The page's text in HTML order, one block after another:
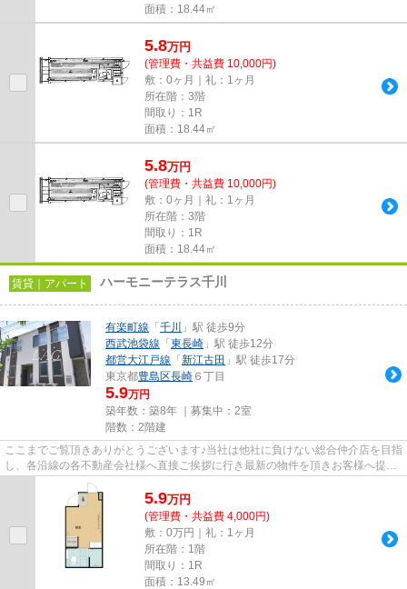
面積：18.44㎡
5.8万円
(管理費・共益費 10,000円)
敷：0ヶ月｜礼：1ヶ月
所在階：3階
間取り：1R
面積：18.44㎡
5.8万円
(管理費・共益費 10,000円)
敷：0ヶ月｜礼：1ヶ月
所在階：3階
間取り：1R
面積：18.44㎡
賃貸｜アパート ハーモニーテラス千川
有楽町線 「 千川
」駅 徒歩9分
西武池袋線 「 東長崎 」駅 徒歩12分
都営大江戸線 「 新江古田 」駅 徒歩17分
東京都豊島区長崎 ６丁目
5.9万円
築年数：築8年 ｜募集中： 2室
階数：2階建
ここまでご覧頂きありがとうございます♪当社は他社に負けない総合仲介店を目指
し、各沿線の各不動産会社様へ直接ご挨拶に行き最新の物件を頂きお客様へ提供
しております！最新の情報は...
5.9万円
(管理費・共益費 4,000円)
敷：0万円｜礼：1ヶ月
所在階：1階
間取り：1R
面積：13.49㎡